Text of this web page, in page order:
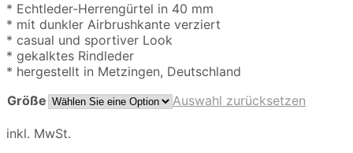
* Echtleder-Herrengürtel in 40 mm
* mit dunkler Airbrushkante verziert
* casual und sportiver Look
* gekalktes Rindleder
* hergestellt in Metzingen, Deutschland
Größe
Auswahl zurücksetzen
inkl. MwSt.